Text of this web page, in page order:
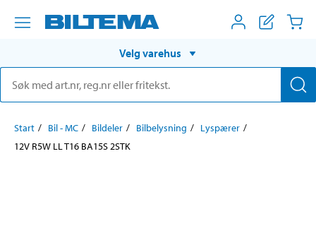
Velg varehus
Start Bil - MC Bildeler Bilbelysning
Lyspærer
12V R5W LL T16 BA15S 2STK